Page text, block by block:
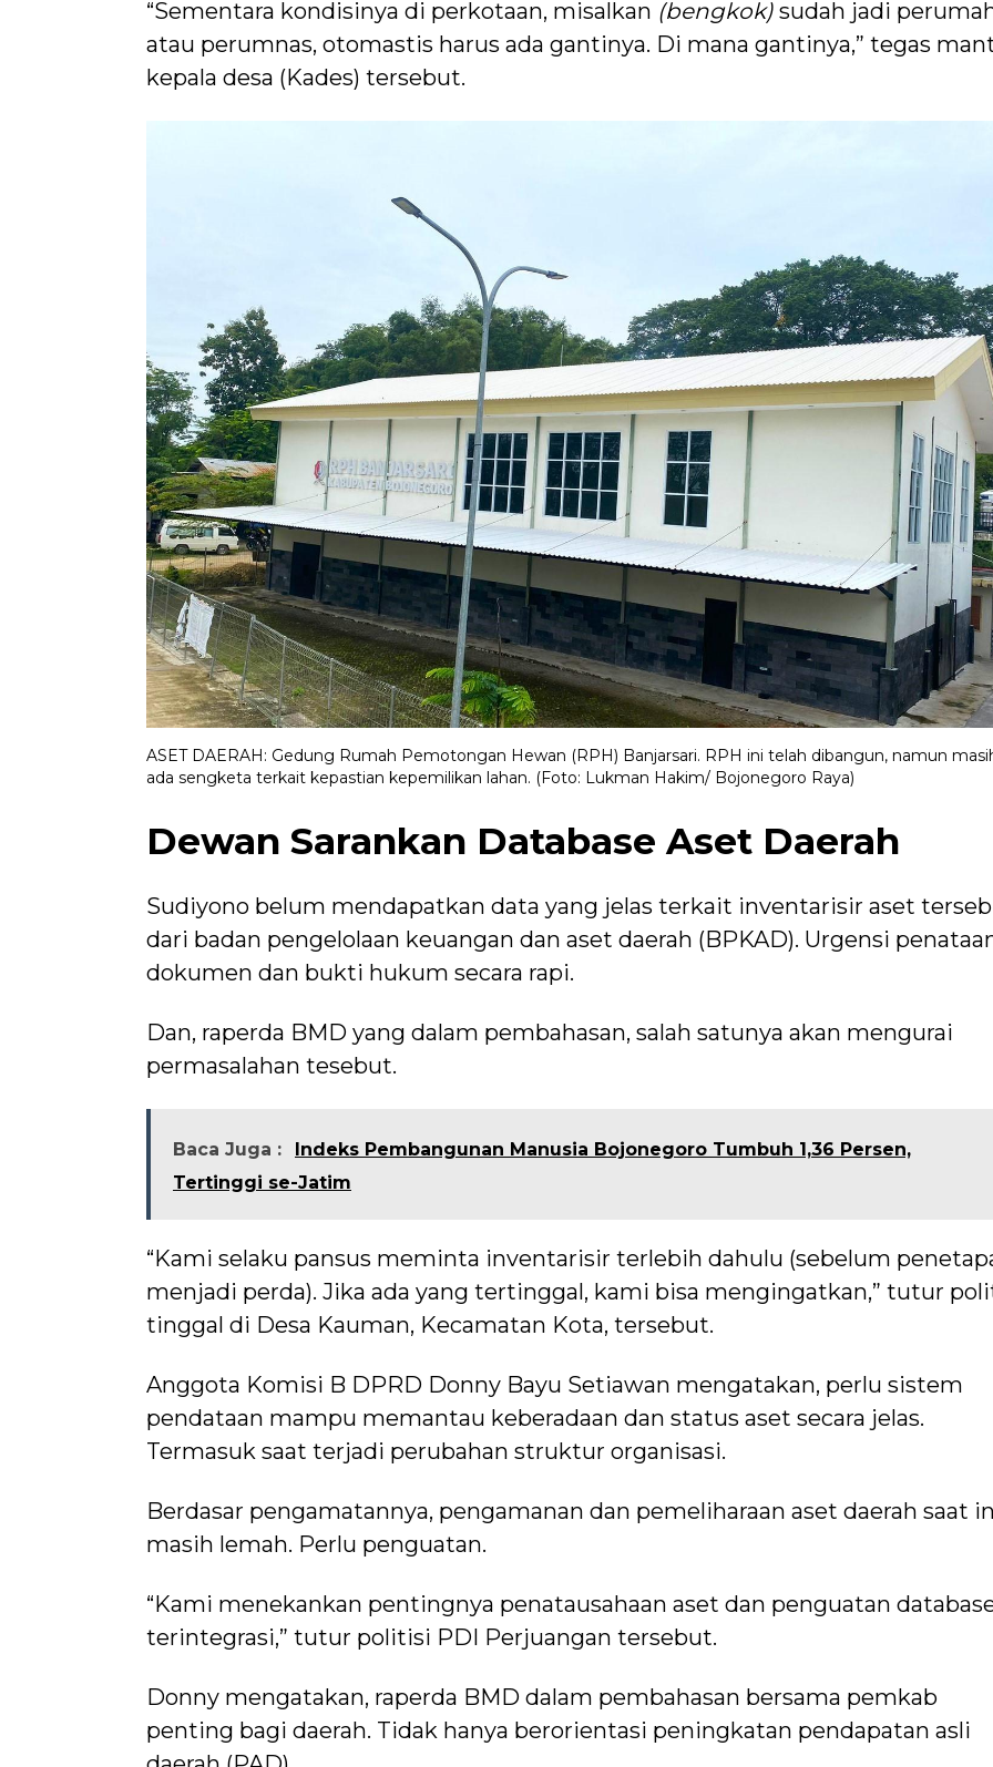
“Sementara kondisinya di perkotaan, misalkan (bengkok) sudah jadi
atau perumnas, otomastis harus ada gantinya. Di mana gantinya,” tegas
kepala desa (Kades) tersebut.
ASET DAERAH: Gedung Rumah Pemotongan Hewan (RPH) Banjarsari. RPH ini telah dibangun, namun
ada sengketa terkait kepastian kepemilikan lahan. (Foto: Lukman Hakim/ Bojonegoro Raya)
Dewan Sarankan Database Aset Daerah
Sudiyono belum mendapatkan data yang jelas terkait inventarisir aset
dari badan pengelolaan keuangan dan aset daerah (BPKAD). Urgensi
dokumen dan bukti hukum secara rapi.
Dan, raperda BMD yang dalam pembahasan, salah satunya akan mengurai
permasalahan tesebut.
Baca Juga :
Indeks Pembangunan Manusia Bojonegoro Tumbuh 1,36 Persen,
Tertinggi se-Jatim
“Kami selaku pansus meminta inventarisir terlebih dahulu (sebelum
menjadi perda). Jika ada yang tertinggal, kami bisa mengingatkan,” tutur
tinggal di Desa Kauman, Kecamatan Kota, tersebut.
Anggota Komisi B DPRD Donny Bayu Setiawan mengatakan, perlu sistem
pendataan mampu memantau keberadaan dan status aset secara jelas.
Termasuk saat terjadi perubahan struktur organisasi.
Berdasar pengamatannya, pengamanan dan pemeliharaan aset daerah saat
masih lemah. Perlu penguatan.
“Kami menekankan pentingnya penatausahaan aset dan penguatan
terintegrasi,” tutur politisi PDI Perjuangan tersebut.
Donny mengatakan, raperda BMD dalam pembahasan bersama pemkab
penting bagi daerah. Tidak hanya berorientasi peningkatan pendapatan asli